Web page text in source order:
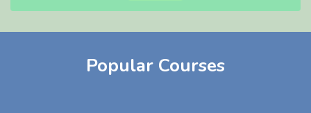
Popular Courses